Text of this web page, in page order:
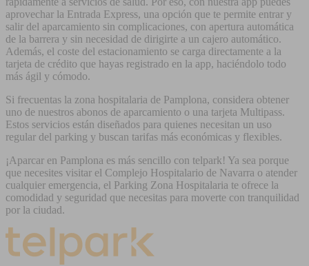
aprovechar la Entrada Express, una opción que te permite entrar y
salir del aparcamiento sin complicaciones, con apertura automática
de la barrera y sin necesidad de dirigirte a un cajero automático.
Además, el coste del estacionamiento se carga directamente a la
tarjeta de crédito que hayas registrado en la app, haciéndolo todo
más ágil y cómodo.
Si frecuentas la zona hospitalaria de Pamplona, considera obtener
uno de nuestros abonos de aparcamiento o una tarjeta Multipass.
Estos servicios están diseñados para quienes necesitan un uso
regular del parking y buscan tarifas más económicas y flexibles.
¡Aparcar en Pamplona es más sencillo con telpark! Ya sea porque
que necesites visitar el Complejo Hospitalario de Navarra o atender
cualquier emergencia, el Parking Zona Hospitalaria te ofrece la
comodidad y seguridad que necesitas para moverte con tranquilidad
por la ciudad.